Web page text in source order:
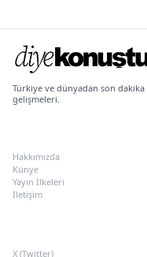
Türkiye ve dünyadan son
gelişmeleri.
Hakkımızda
Künye
Yayın İlkeleri
İletişim
X (Twitter)